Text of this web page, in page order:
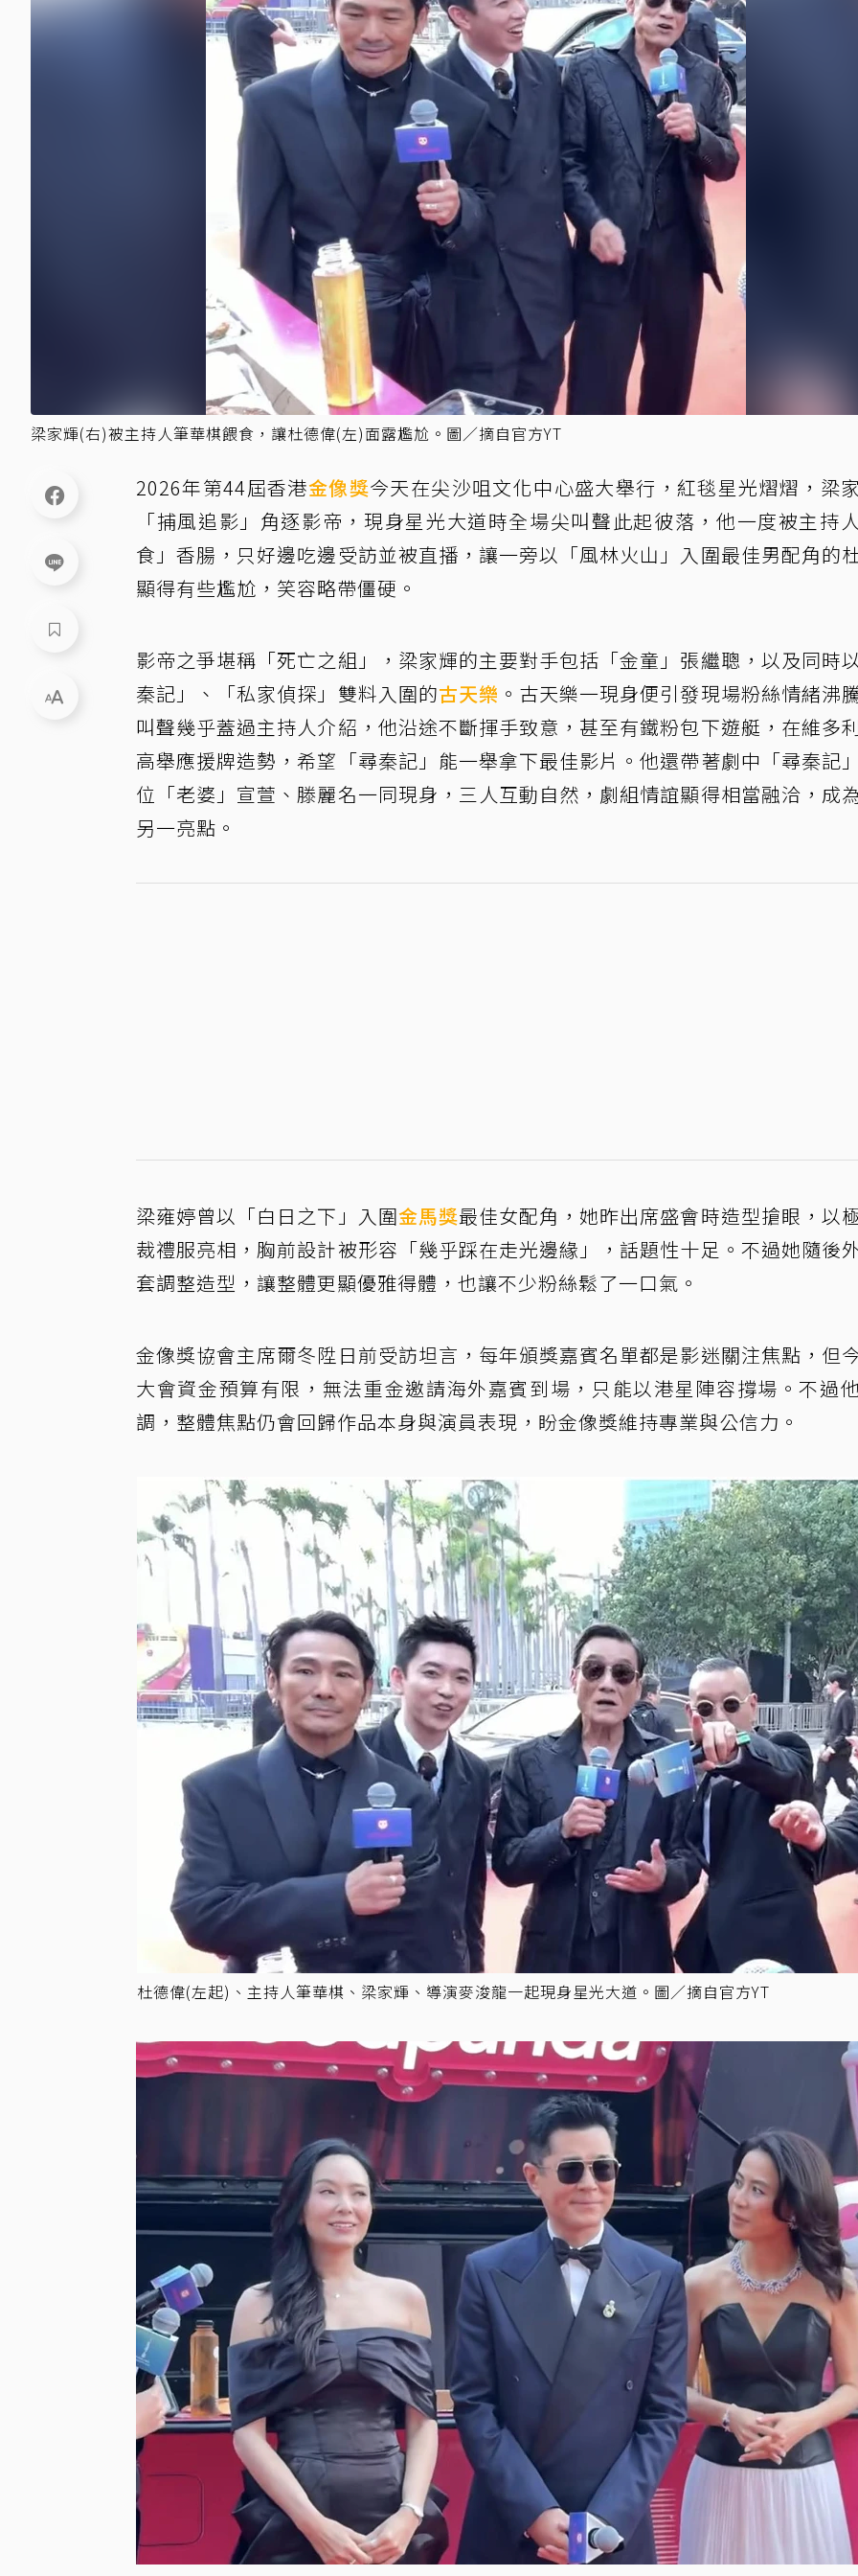
梁家輝(右)被主持人筆華棋餵食，讓杜德偉(左)面露尷尬。圖／摘自官方YT
2026年第44屆香港金像獎今天在尖沙咀文化中心盛大舉行，紅毯星光熠熠，梁
「捕風追影」角逐影帝，現身星光大道時全場尖叫聲此起彼落，他一度被主持
食」香腸，只好邊吃邊受訪並被直播，讓一旁以「風林火山」入圍最佳男配角的
顯得有些尷尬，笑容略帶僵硬。
影帝之爭堪稱「死亡之組」，梁家輝的主要對手包括「金童」張繼聰，以及同時
秦記」、「私家偵探」雙料入圍的古天樂 。古天樂一現身便引發現場粉絲情緒沸
叫聲幾乎蓋過主持人介紹，他沿途不斷揮手致意，甚至有鐵粉包下遊艇，在維多
高舉應援牌造勢，希望「尋秦記」能一舉拿下最佳影片。他還帶著劇中「尋秦記
位「老婆」宣萱、滕麗名一同現身，三人互動自然，劇組情誼顯得相當融洽，成
另一亮點。
梁雍婷曾以「白日之下」入圍金馬獎最佳女配角，她昨出席盛會時造型搶眼，以
裁禮服亮相，胸前設計被形容「幾乎踩在走光邊緣」，話題性十足。不過她隨後
套調整造型，讓整體更顯優雅得體，也讓不少粉絲鬆了一口氣。
金像獎協會主席爾冬陞日前受訪坦言，每年頒獎嘉賓名單都是影迷關注焦點，但
大會資金預算有限，無法重金邀請海外嘉賓到場，只能以港星陣容撐場。不過
調，整體焦點仍會回歸作品本身與演員表現，盼金像獎維持專業與公信力。
杜德偉(左起)、主持人筆華棋、梁家輝、導演麥浚龍一起現身星光大道。圖／摘自官方YT